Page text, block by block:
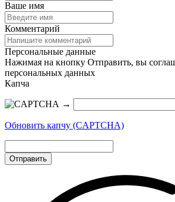
Ваше имя
Комментарий
Персональные данные
Нажимая на кнопку Отправить, вы
персональных данных
Капча
→
Обновить капчу (CAPTCHA)
Отправить